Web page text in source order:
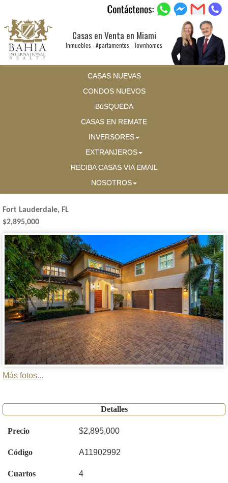
Casas en Venta en Miami
Inmuebles - Apartamentos - Townhomes
CASAS NUEVAS
CONDOS NUEVOS
BúSQUEDA
CASAS EN REMATE
INVERSORES
EXTRANJEROS
RECIBA CASAS VIA EMAIL
NOSOTROS
Fort Lauderdale, FL
$2,895,000
Más fotos...
Detalles
Precio $2,895,000
Código A11902992
Cuartos 4